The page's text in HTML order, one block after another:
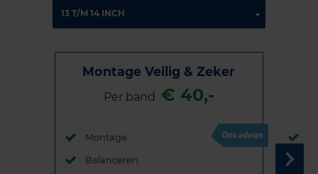
Montage Veilig & Zeker
Per band € 40,-
Montage
Balanceren